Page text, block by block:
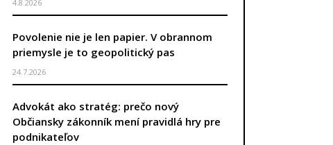
4.8.2026
Povolenie nie je len papier. V obrannom
priemysle je to geopolitický pas
24.7.2026
Advokát ako stratég: prečo nový
Občiansky zákonník mení pravidlá hry pre
podnikateľov